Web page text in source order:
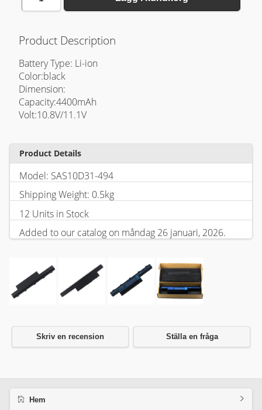
Product Description
Battery Type: Li-ion
Color:black
Dimension:
Capacity:4400mAh
Volt:10.8V/11.1V
Product Details
Model: SAS10D31-494
Shipping Weight: 0.5kg
12 Units in Stock
Added to our catalog on måndag 26 januari, 2026.
Skriv en recension Ställa en fråga
Hem